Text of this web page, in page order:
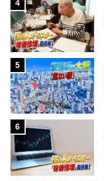
4
5
6